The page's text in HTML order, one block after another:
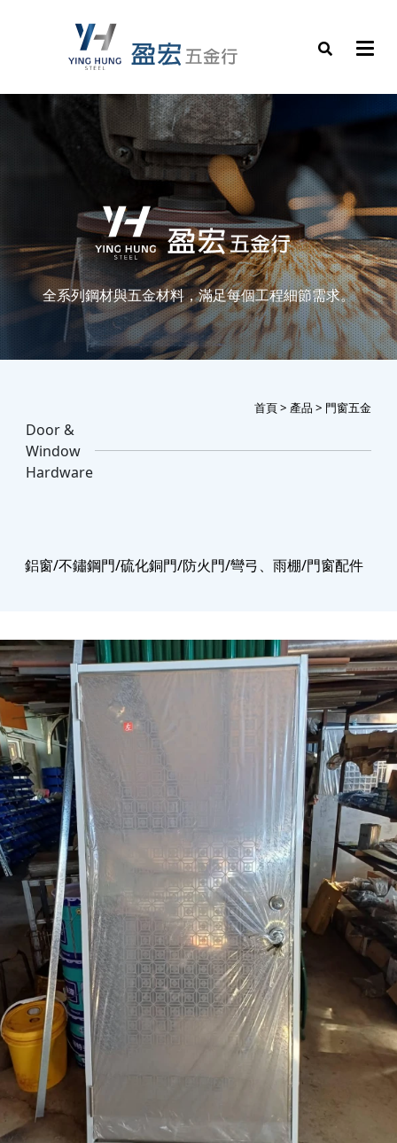
全系列鋼材與五金材料，滿足每個工程細節需求。
首頁> 產品 > 門窗五金
Door &
Window
Hardware
鋁窗/不鏽鋼門/硫化銅門/防火門/彎弓、雨棚/門窗配件